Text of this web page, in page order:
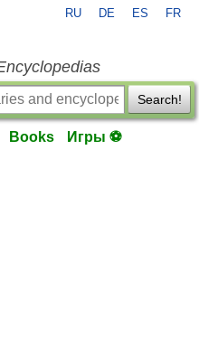
RU DE ES FR
Search!
Books Игры ⚽